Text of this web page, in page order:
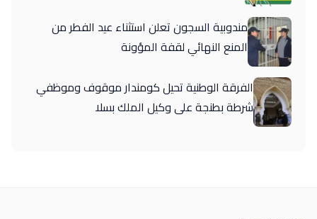
مندوبية السجون تعلن استثناء عيد الفطر من
المنع النهائي لقفة المؤونة
الفرقة الوطنية تحيل كومندار موقوف وموظفي
شرطة بطنجة على وكيل الملك بسلا